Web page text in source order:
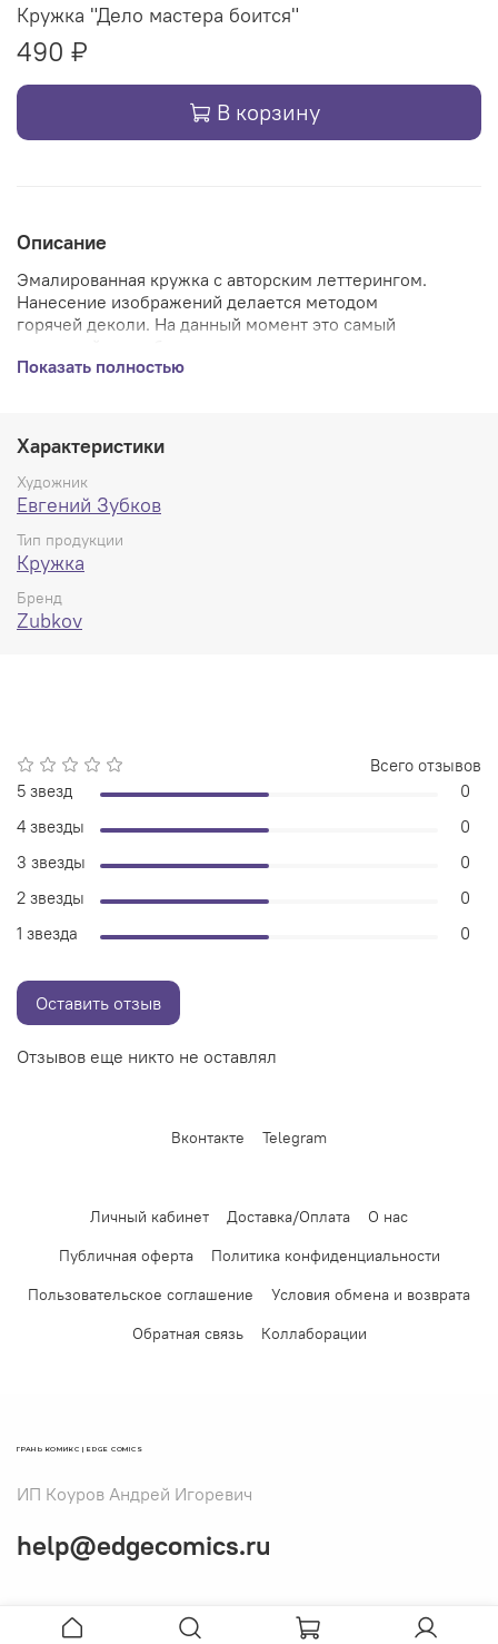
Кружка "Дело мастера боится"
490 ₽
В корзину
Описание
Эмалированная кружка с авторским леттерингом.
Нанесение изображений делается методом
горячей деколи. На данный момент это самый
изображение становится частью кружки и его уже
мойку в посудомоечной машине
Показать полностью
Характеристики
Художник
Евгений Зубков
Тип продукции
Кружка
Бренд
Zubkov
Отзывов еще никто не оставлял
Всего отзывов
5 звезд
0
4 звезды
0
3 звезды
0
2 звезды
0
1 звезда
0
Оставить отзыв
Вконтакте Telegram
Личный кабинет Доставка/Оплата
О нас
Публичная оферта
Политика конфиденциальности
Пользовательское соглашение
Условия обмена и возврата
Обратная связь
Коллаборации
ГРАНЬ КОМИКС | EDGE COMICS
ИП Коуров Андрей Игоревич
help@edgecomics.ru